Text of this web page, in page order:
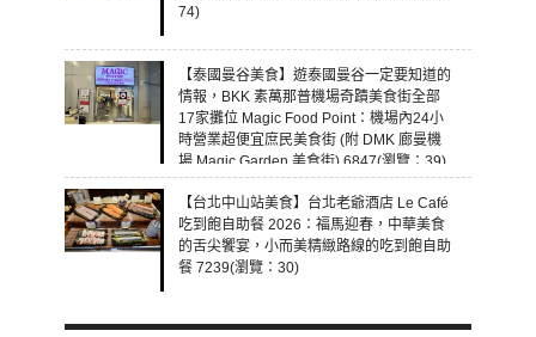
74)
【泰國曼谷美食】遊泰國曼谷一定要知道的
情報，BKK 素萬那普機場奇蹟美食街全部
17家攤位 Magic Food Point：機場內24小
時營業超便宜庶民美食街 (附 DMK 廊曼機
場 Magic Garden 美食街) 6847(瀏覽：39)
【台北中山站美食】台北老爺酒店 Le Café
吃到飽自助餐 2026：福馬迎春，中華美食
的舌尖饗宴，小而美精緻路線的吃到飽自助
餐 7239(瀏覽：30)